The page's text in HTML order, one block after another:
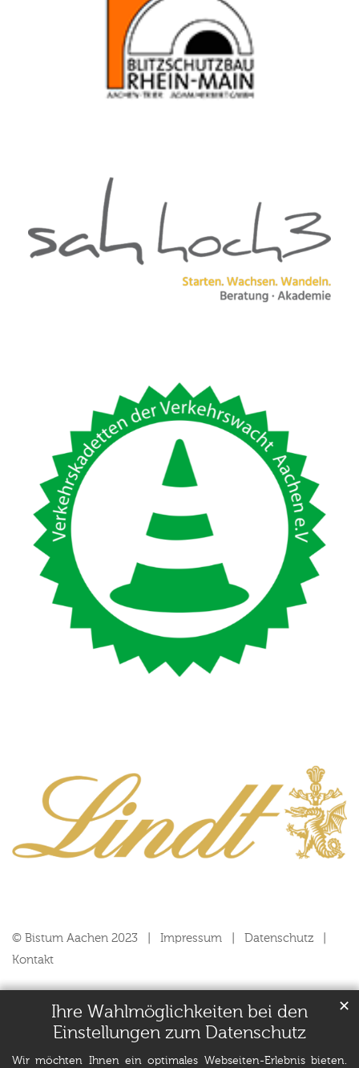
Ihre Wahlmöglichkeiten bei den
Einstellungen zum Datenschutz
Wir möchten Ihnen ein optimales Webseiten-Erlebnis bieten.
✕
© Bistum Aachen 2023 Impressum
Datenschutz
Kontakt